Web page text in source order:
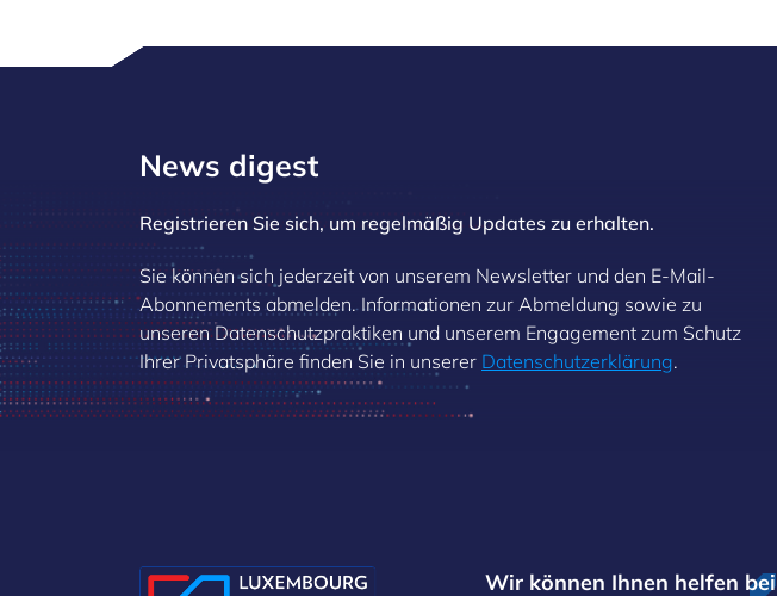
News digest
Registrieren Sie sich, um regelmäßig Updates zu erhalten.
Sie können sich jederzeit von unserem Newsletter und den E-Mail-
Abonnements abmelden. Informationen zur Abmeldung sowie zu
unseren Datenschutzpraktiken und unserem Engagement zum Schutz
Ihrer Privatsphäre finden Sie in unserer Datenschutzerklärung.
Wir können Ihnen helfen bei